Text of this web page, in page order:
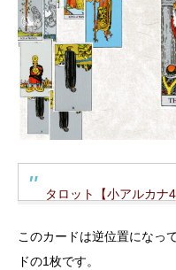
タロット【小アルカナ
このカードは逆位置になっ
ドの1枚です。